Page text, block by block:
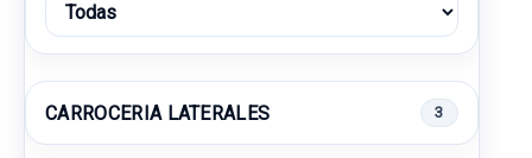
CARROCERIA LATERALES 3